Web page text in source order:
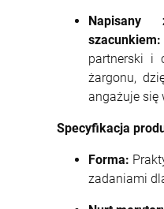
szacunkiem:
partnerski i
żargonu,
angażuje się
Specyfikacja
Forma:
zadaniami